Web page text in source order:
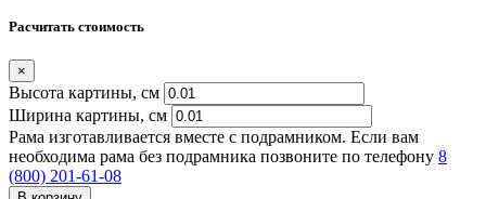
Расчитать стоимость
×
Высота картины, см
Ширина картины, cм
Рама изготавливается вместе с подрамником. Если вам
необходима рама без подрамника позвоните по телефону 8
(800) 201-61-08